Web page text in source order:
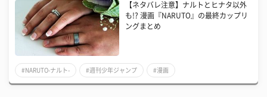
【ネタバレ注意】ナルトとヒナタ以外
も!? 漫画『NARUTO』の最終カップリ
ングまとめ
#NARUTO-ナルト- #週刊少年ジャンプ #漫画